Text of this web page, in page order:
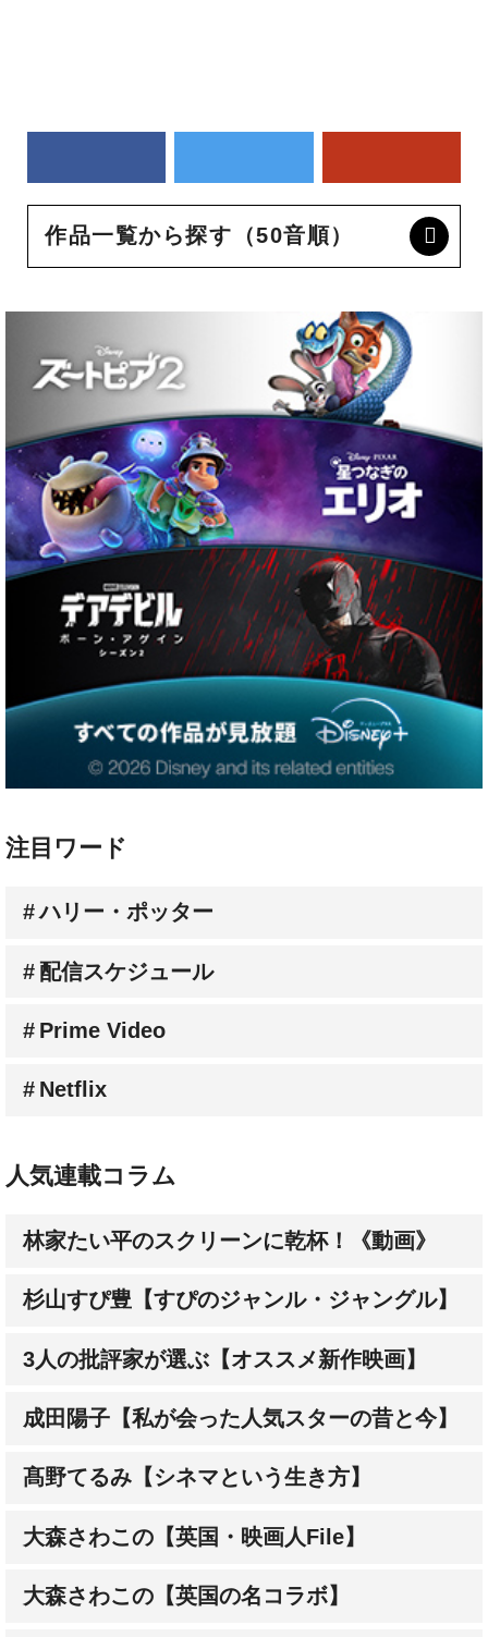
作品一覧から探す（50音順）
注目ワード
ハリー・ポッター
配信スケジュール
Prime Video
Netflix
林家たい平のスクリーンに乾杯！《動画》
杉山すぴ豊【すぴのジャンル・ジャングル】
3人の批評家が選ぶ【オススメ新作映画】
成田陽子【私が会った人気スターの昔と今】
髙野てるみ【シネマという生き方】
大森さわこの【英国・映画人File】
大森さわこの【英国の名コラボ】
土屋敏男【映画とテレビの近未来日記】